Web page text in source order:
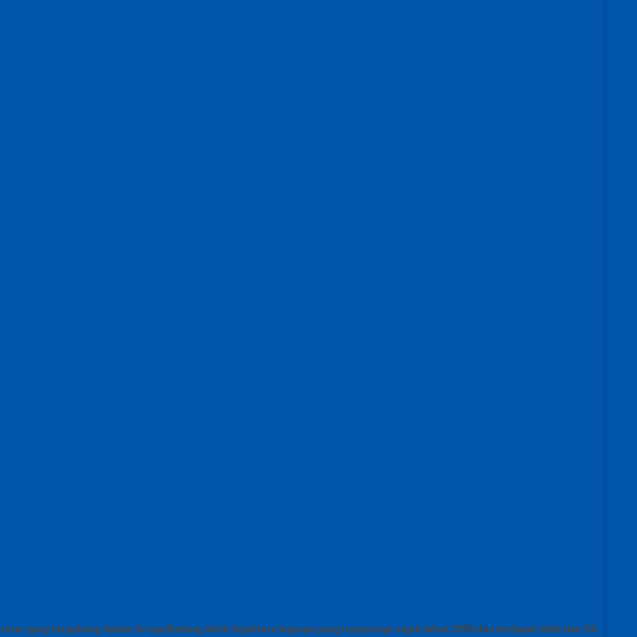
yang tergabung dalam Group Bintang Antik Sejahtera layanan yang terpercaya sejak tahun 2009 dan terdapat lebih dari 50